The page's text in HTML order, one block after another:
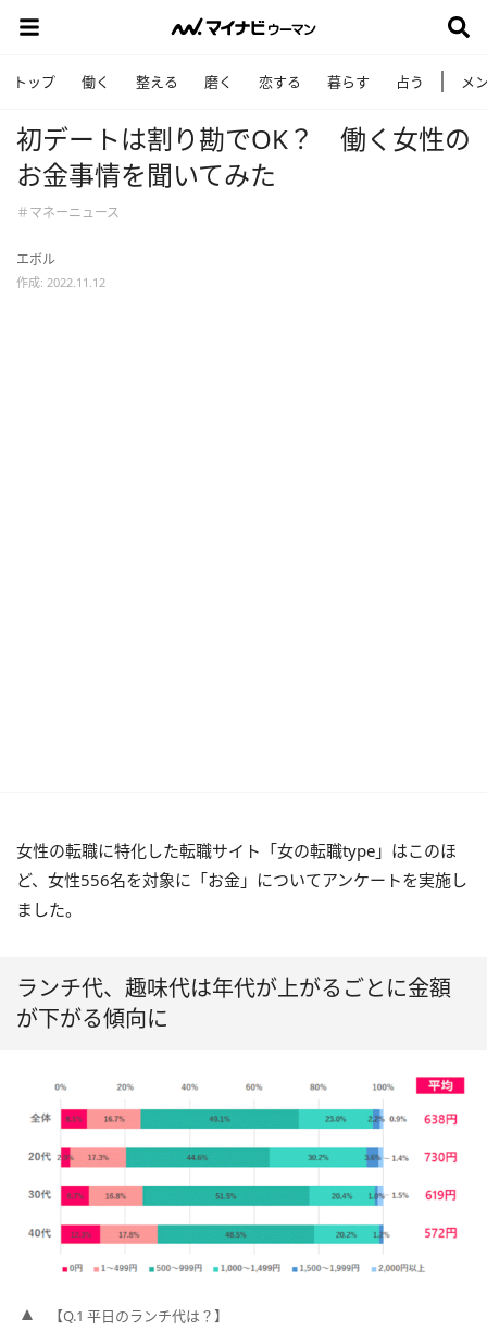
トップ 働く 整える 磨く 恋する 暮らす 占う メ
初デートは割り勘でOK？ 働く女性の
お金事情を聞いてみた
＃マネーニュース
エボル
作成: 2022.11.12
女性の転職に特化した転職サイト「女の転職type」はこのほ
ど、女性556名を対象に「お金」についてアンケートを実施し
ました。
ランチ代、趣味代は年代が上がるごとに金額
が下がる傾向に
【Q.1 平日のランチ代は？】